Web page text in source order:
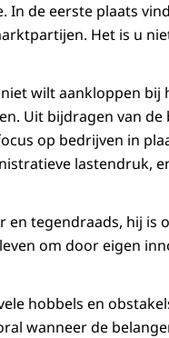
In de eerste plaats
Het is u
wilt aankloppen bij
Uit bijdragen van de
op bedrijven in
lastendruk,
tegendraads, hij is
om door eigen
hobbels en
wanneer de